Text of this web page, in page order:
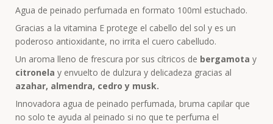
Agua de peinado perfumada en formato 100ml estuchado.
Gracias a la vitamina E protege el cabello del sol y es un
poderoso antioxidante, no irrita el cuero cabelludo.
Un aroma lleno de frescura por sus cítricos de bergamota y
citronela y envuelto de dulzura y delicadeza gracias al
azahar, almendra, cedro y musk.
Innovadora agua de peinado perfumada, bruma capilar que
no solo te ayuda al peinado si no que te perfuma el